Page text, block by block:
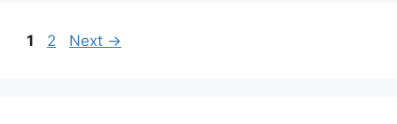
sl
at
Page
1 Page
2 Next →